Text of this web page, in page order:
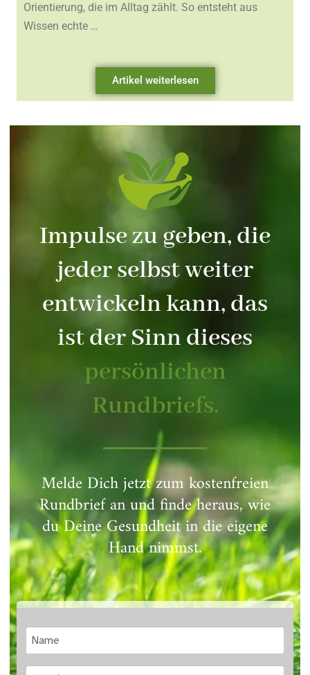
Orientierung, die im Alltag zählt. So entsteht aus
Wissen echte …
Artikel weiterlesen
Impulse zu geben, die
jeder selbst weiter
entwickeln kann, das
ist der Sinn dieses
persönlichen
Rundbriefs.
Melde Dich jetzt zum kostenfreien
Rundbrief an und finde heraus, wie
du Deine Gesundheit in die eigene
Hand nimmst.